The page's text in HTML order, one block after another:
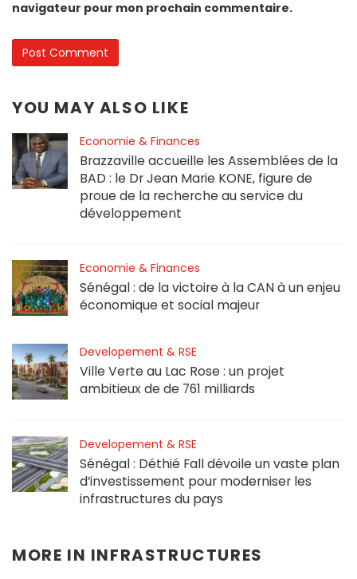
navigateur pour mon prochain commentaire.
YOU MAY ALSO LIKE
Economie & Finances
Brazzaville accueille les Assemblées de la
BAD : le Dr Jean Marie KONE, figure de
proue de la recherche au service du
développement
Economie & Finances
Sénégal : de la victoire à la CAN à un enjeu
économique et social majeur
Developement & RSE
Ville Verte au Lac Rose : un projet
ambitieux de de 761 milliards
Developement & RSE
Sénégal : Déthié Fall dévoile un vaste plan
d’investissement pour moderniser les
infrastructures du pays
MORE IN INFRASTRUCTURES